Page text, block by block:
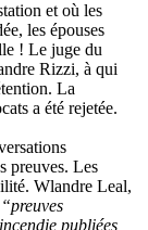
et où les
les épouses
! Le juge du
Rizzi, à qui
La
a été rejetée.
preuves. Les
Wlandre Leal,
publiées